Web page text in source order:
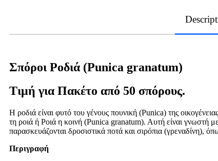
Σπόροι Ροδιά (Punica granatum)
Τιμή για Πακέτο από 50 σπόρους.
Η ροδιά είναι φυτό του γένους πουνική (Punica) της
τη ροιά ή Ροιά η κοινή (Punica granatum). Αυτή είναι γνωστή
παρασκευάζονται δροσιστικά ποτά και σιρόπια (γρεναδίνη),
Περιγραφή